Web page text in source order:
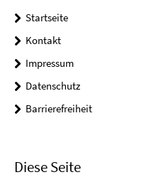
Startseite
Kontakt
Impressum
Datenschutz
Barrierefreiheit
Diese Seite